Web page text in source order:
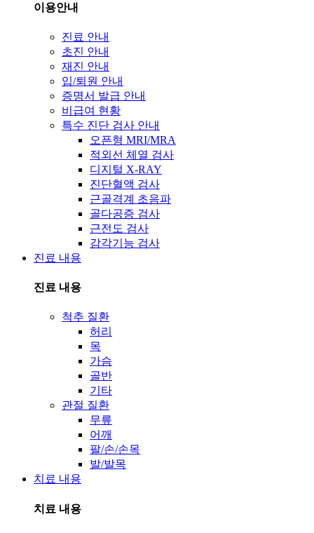
이용안내
진료 안내
초진 안내
재진 안내
입/퇴원 안내
증명서 발급 안내
비급여 현황
특수 진단 검사 안내
오픈형 MRI/MRA
적외선 체열 검사
디지털 X-RAY
진단혈액 검사
근골격계 초음파
골다공증 검사
근전도 검사
감각기능 검사
진료 내용
진료 내용
척추 질환
허리
목
가슴
골반
기타
관절 질환
무릎
어깨
팔/손/손목
발/발목
치료 내용
치료 내용